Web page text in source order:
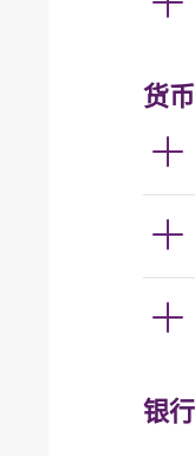
货币
银